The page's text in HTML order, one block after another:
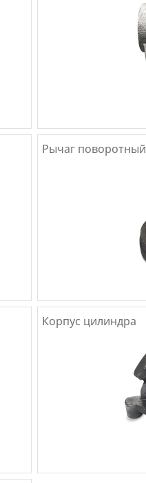
Рычаг поворотный
Корпус цилиндра